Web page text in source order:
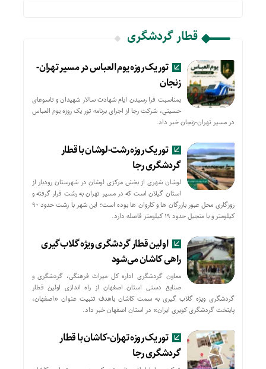
قطار گردشگری
تور یک روزه یوم العباس در مسیر تهران-
زنجان
بمناسبت فرا رسیدن ایام شهادت سالار شهیدان و تاسوعای
حسینی، شرکت رجا از اجرای برنامه تور یک روزه یوم العباس
در مسیر تهران-زنجان خبر داد.
تور یک روزه رشت-لوشان با قطار
گردشگری رجا
لوشان شهری از بخش مرکزی لوشان در شهرستان رودبار از
استان گیلان است که در مسیر تهران به رشت قرار گرفته و
روزگاری محل عبور بازرگان ها و کاروان ها بوده است؛ این شهر با رشت حدود ۹۰
کیلومتر و با منجیل حدود ۱۹ کیلومتر فاصله دارد.
اولین قطار گردشگری ویژه گلاب‌گیری
راهی کاشان می‌شود
معاون گردشگری اداره کل میراث فرهنگی، گردشگری و
صنایع دستی استان اصفهان از راه اندازی اولین قطار
گردشگری ویژه گلاب گیری به سمت کاشان باهدف تثبیت عنوان «اصفهان،
پایتخت گردشگری کویری ایران» در استان اصفهان خبر داد.
تور یک روزه تهران-کاشان با قطار
گردشگری رجا